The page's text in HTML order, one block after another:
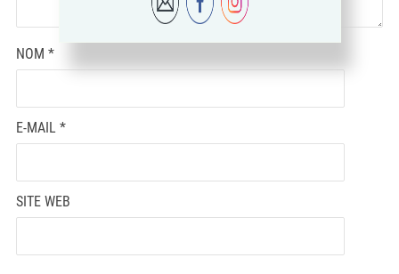
NOM *
E-MAIL *
SITE WEB